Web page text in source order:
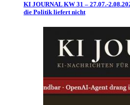
KI JOURNAL KW 31 – 27.07.-
die Politik liefert nicht